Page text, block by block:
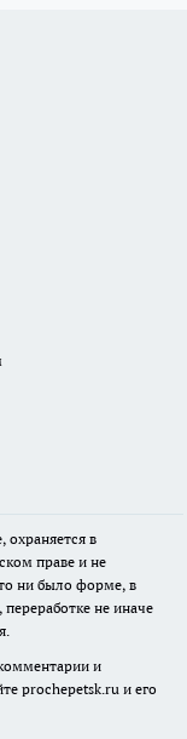
в
праве и не
ни было форме, в
не иначе
и
prochepetsk.ru и его